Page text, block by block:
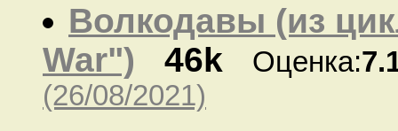
Волкодавы (из
War")
46k Оценка:
(26/08/2021)